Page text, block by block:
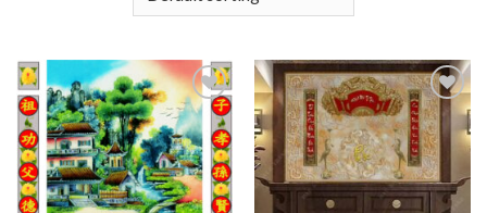
Add
to
wishlist
Add
to
wishlist